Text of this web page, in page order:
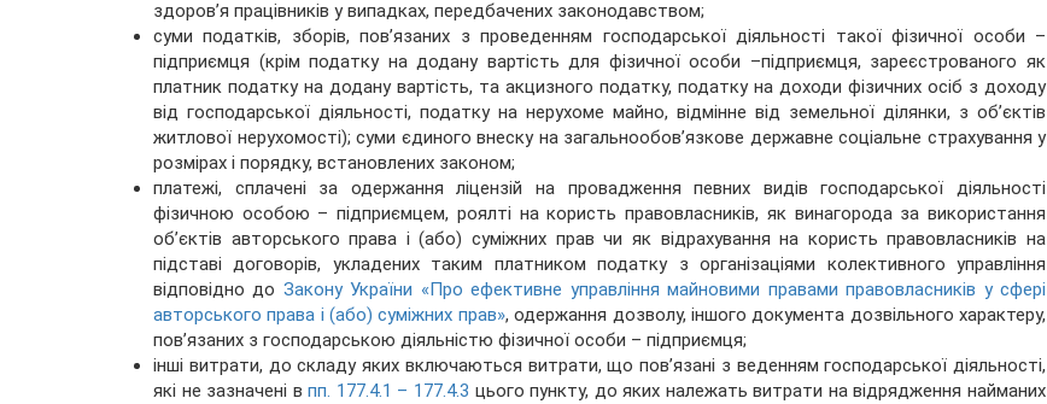
здоров’я працівників у випадках, передбачених законодавством;
суми податків, зборів, пов’язаних з проведенням господарської діяльності такої фізичної особи –
підприємця (крім податку на додану вартість для фізичної особи –підприємця, зареєстрованого як
платник податку на додану вартість, та акцизного податку, податку на доходи фізичних осіб з доходу
від господарської діяльності, податку на нерухоме майно, відмінне від земельної ділянки, з об’єктів
житлової нерухомості); суми єдиного внеску на загальнообов’язкове державне соціальне страхування у
розмірах і порядку, встановлених законом;
платежі, сплачені за одержання ліцензій на провадження певних видів господарської діяльності
фізичною особою – підприємцем, роялті на користь правовласників, як винагорода за використання
об’єктів авторського права і (або) суміжних прав чи як відрахування на користь правовласників на
підставі договорів, укладених таким платником податку з організаціями колективного управління
відповідно до Закону України «Про ефективне управління майновими правами правовласників у сфері
авторського права і (або) суміжних прав», одержання дозволу, іншого документа дозвільного характеру,
пов’язаних з господарською діяльністю фізичної особи – підприємця;
інші витрати, до складу яких включаються витрати, що пов’язані з веденням господарської діяльності,
які не зазначені впп. 177.4.1 – 177.4.3 цього пункту, до яких належать витрати на відрядження найманих